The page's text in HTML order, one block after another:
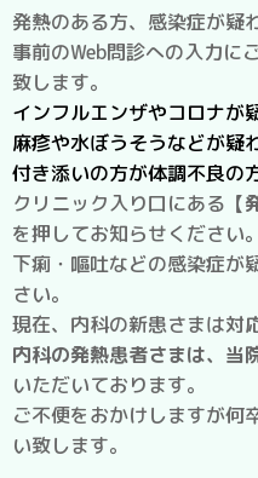
発熱のある方、感染症が疑
事前のWeb問診への入力に
致します。
インフルエンザやコロナが
麻疹や水ぼうそうなどが疑
付き添いの方が体調不良の
クリニック入り口にある
を押してお知らせください
下痢・嘔吐などの感染症が
さい。
現在、内科の新患さまは対
内科の発熱患者さまは、当
いただいております。
ご不便をおかけしますが何
い致します。